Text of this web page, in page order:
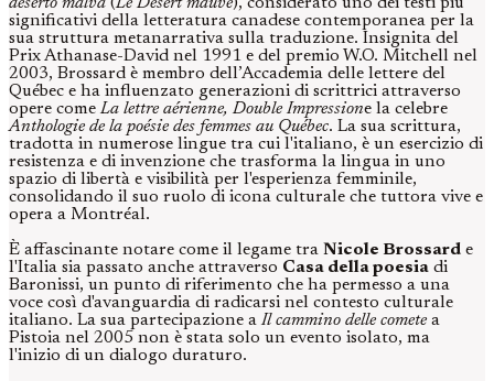
deserto malva (Le Désert mauve), considerato uno dei testi più
significativi della letteratura canadese contemporanea per la
sua struttura metanarrativa sulla traduzione. Insignita del
Prix Athanase-David nel 1991 e del premio W.O. Mitchell nel
2003, Brossard è membro dell’Accademia delle lettere del
Québec e ha influenzato generazioni di scrittrici attraverso
opere come La lettre aérienne, Double Impressione la celebre
Anthologie de la poésie des femmes au Québec. La sua scrittura,
tradotta in numerose lingue tra cui l'italiano, è un esercizio di
resistenza e di invenzione che trasforma la lingua in uno
spazio di libertà e visibilità per l'esperienza femminile,
consolidando il suo ruolo di icona culturale che tuttora vive e
opera a Montréal.
È affascinante notare come il legame tra Nicole Brossard e
l'Italia sia passato anche attraverso Casa della poesia di
Baronissi, un punto di riferimento che ha permesso a una
voce così d'avanguardia di radicarsi nel contesto culturale
italiano. La sua partecipazione a Il cammino delle cometea
Pistoia nel 2005 non è stata solo un evento isolato, ma
l'inizio di un dialogo duraturo.